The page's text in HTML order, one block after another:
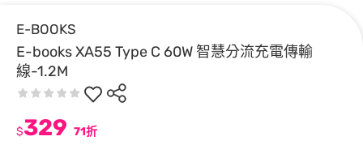
E-BOOKS
E-books XA55 Type C 60W 智慧分流充電傳輸
線-1.2M
$329 71折